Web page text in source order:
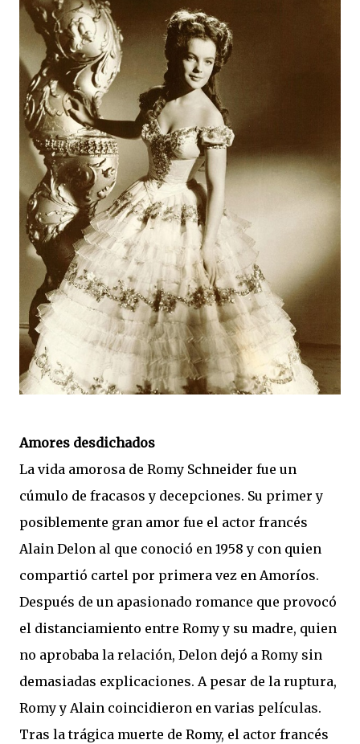
Amores desdichados
La vida amorosa de Romy Schneider fue un
cúmulo de fracasos y decepciones. Su primer y
posiblemente gran amor fue el actor francés
Alain Delon al que conoció en 1958 y con quien
compartió cartel por primera vez en Amoríos.
Después de un apasionado romance que provocó
el distanciamiento entre Romy y su madre, quien
no aprobaba la relación, Delon dejó a Romy sin
demasiadas explicaciones. A pesar de la ruptura,
Romy y Alain coincidieron en varias películas.
Tras la trágica muerte de Romy, el actor francés